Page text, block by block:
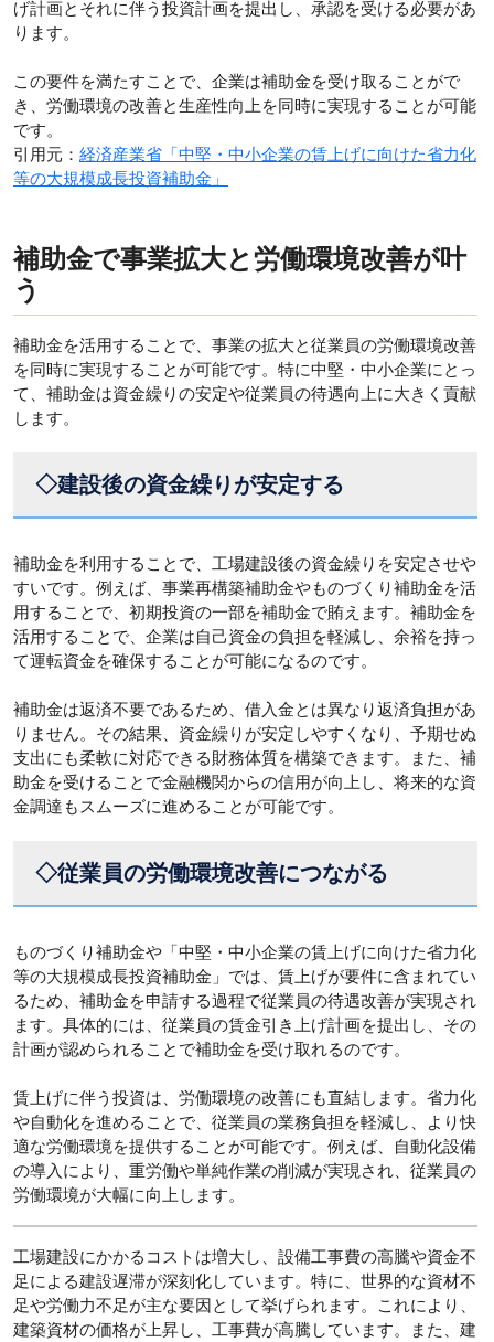
げ計画とそれに伴う投資計画を提出し、承認を受ける必要があ
ります。
この要件を満たすことで、企業は補助金を受け取ることがで
き、労働環境の改善と生産性向上を同時に実現することが可能
です。
引用元： 経済産業省「中堅・中小企業の賃上げに向けた省力化
等の大規模成長投資補助金」
補助金で事業拡大と労働環境改善が叶
う
補助金を活用することで、事業の拡大と従業員の労働環境改善
を同時に実現することが可能です。特に中堅・中小企業にとっ
て、補助金は資金繰りの安定や従業員の待遇向上に大きく貢献
します。
◇建設後の資金繰りが安定する
補助金を利用することで、工場建設後の資金繰りを安定させや
すいです。例えば、事業再構築補助金やものづくり補助金を活
用することで、初期投資の一部を補助金で賄えます。補助金を
活用することで、企業は自己資金の負担を軽減し、余裕を持っ
て運転資金を確保することが可能になるのです。
補助金は返済不要であるため、借入金とは異なり返済負担があ
りません。その結果、資金繰りが安定しやすくなり、予期せぬ
支出にも柔軟に対応できる財務体質を構築できます。また、補
助金を受けることで金融機関からの信用が向上し、将来的な資
金調達もスムーズに進めることが可能です。
◇従業員の労働環境改善につながる
ものづくり補助金や「中堅・中小企業の賃上げに向けた省力化
等の大規模成長投資補助金」では、賃上げが要件に含まれてい
るため、補助金を申請する過程で従業員の待遇改善が実現され
ます。具体的には、従業員の賃金引き上げ計画を提出し、その
計画が認められることで補助金を受け取れるのです。
賃上げに伴う投資は、労働環境の改善にも直結します。省力化
や自動化を進めることで、従業員の業務負担を軽減し、より快
適な労働環境を提供することが可能です。例えば、自動化設備
の導入により、重労働や単純作業の削減が実現され、従業員の
労働環境が大幅に向上します。
工場建設にかかるコストは増大し、設備工事費の高騰や資金不
足による建設遅滞が深刻化しています。特に、世界的な資材不
足や労働力不足が主な要因として挙げられます。これにより、
建築資材の価格が上昇し、工事費が高騰しています。また、建